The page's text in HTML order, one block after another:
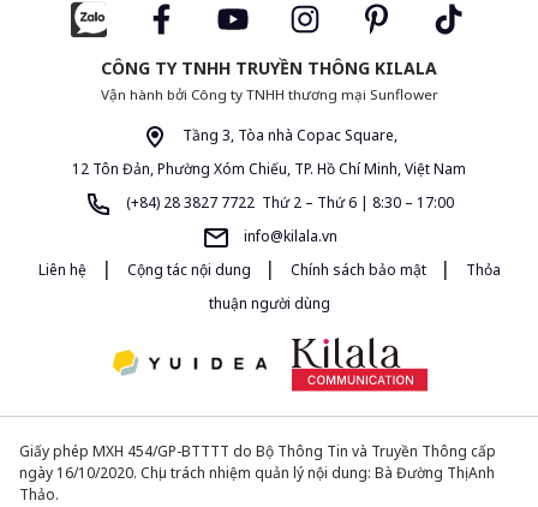
CÔNG TY TNHH TRUYỀN THÔNG KILALA
Vận hành bởi Công ty TNHH thương mại Sunflower
Tầng 3, Tòa nhà Copac Square,
12 Tôn Đản, Phường Xóm Chiếu, TP. Hồ Chí Minh, Việt Nam
(+84) 28 3827 7722 Thứ 2 – Thứ 6 | 8:30 – 17:00
info@kilala.vn
Liên hệ
| Cộng tác nội dung | Chính sách bảo mật |
Thỏa
thuận người dùng
Giấy phép MXH 454/GP-BTTTT do Bộ Thông Tin và Truyền Thông cấp
ngày 16/10/2020. Chịu trách nhiệm quản lý nội dung: Bà Đường Thị Anh
Thảo.